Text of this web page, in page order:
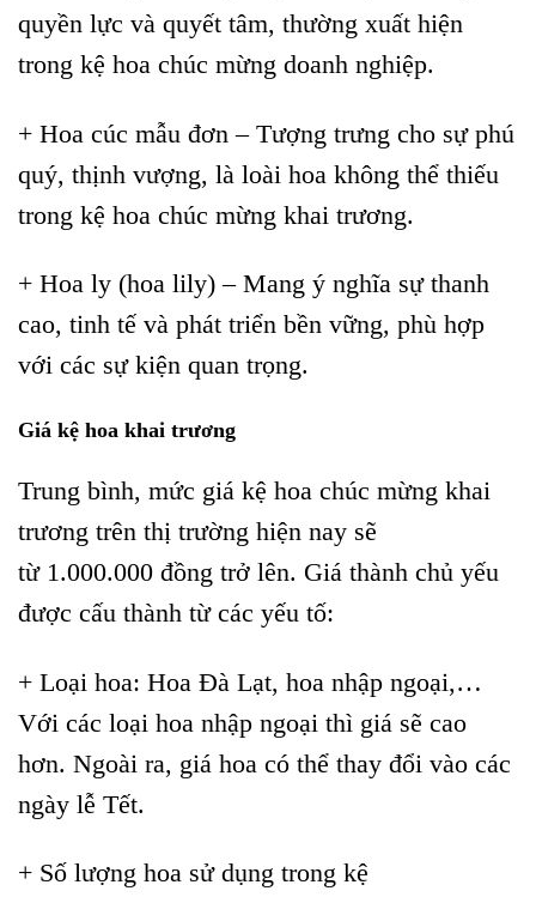
quyền lực và quyết tâm, thường xuất hiện
trong kệ hoa chúc mừng doanh nghiệp.
+ Hoa cúc mẫu đơn – Tượng trưng cho sự phú
quý, thịnh vượng, là loài hoa không thể thiếu
trong kệ hoa chúc mừng khai trương.
+ Hoa ly (hoa lily) – Mang ý nghĩa sự thanh
cao, tinh tế và phát triển bền vững, phù hợp
với các sự kiện quan trọng.
Giá kệ hoa khai trương
Trung bình, mức giá kệ hoa chúc mừng khai
trương trên thị trường hiện nay sẽ
từ 1.000.000 đồng trở lên. Giá thành chủ yếu
được cấu thành từ các yếu tố:
+ Loại hoa: Hoa Đà Lạt, hoa nhập ngoại,…
Với các loại hoa nhập ngoại thì giá sẽ cao
hơn. Ngoài ra, giá hoa có thể thay đổi vào các
ngày lễ Tết.
+ Số lượng hoa sử dụng trong kệ